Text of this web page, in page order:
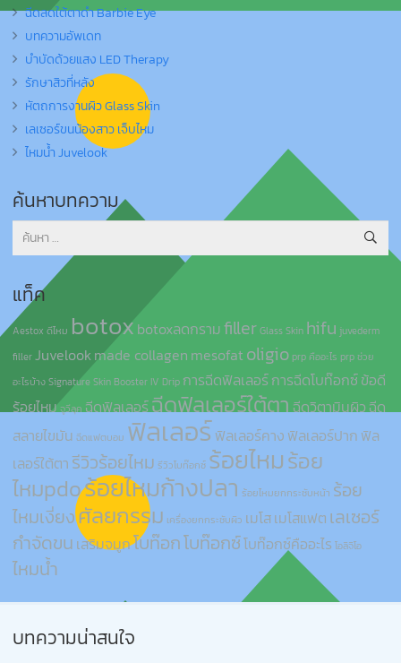
ฉีดลดใต้ตาดำ Barbie Eye
บทความอัพเดท
บำบัดด้วยแสง LED Therapy
รักษาสิวที่หลัง
หัตถการงานผิว Glass Skin
เลเซอร์ขนน้องสาว เจ็บไหม
ไหมน้ำ Juvelook
ค้นหาบทความ
ค้นหา
สำหรับ:
แท็ค
Aestox ดีไหม botoxbotoxลดกรามfillerGlass Skin hifu juvederm
fillerJuvelookmade collagen mesofat oligio prp คืออะไร prp ช่วย
อะไรบ้างSignature Skin Booster IV Drip การฉีดฟิลเลอร์การฉีดโบท๊อกซ์ข้อดี
ร้อยไหมจูวีลุค ฉีดฟิลเลอร์ฉีดฟิลเลอร์ใต้ตาฉีดวิตามินผิวฉีด
สลายไขมัน ฉีดแฟตบอม ฟิลเลอร์ฟิลเลอร์คาง ฟิลเลอร์ปาก ฟิล
เลอร์ใต้ตารีวิวร้อยไหม รีวิวโบท๊อกซ์ ร้อยไหมร้อย
ไหมpdoร้อยไหมก้างปลา ร้อยไหมยกกระชับหน้า ร้อย
ไหมเงี่ยงศัลยกรรม เครื่องยกกระชับผิว เมโสเมโสแฟต เลเซอร์
กำจัดขน เสริมจมูกโบท๊อกโบท๊อกซ์โบท๊อกซ์คืออะไร โอลิจิโอ
ไหมน้ำ
บทความน่าสนใจ